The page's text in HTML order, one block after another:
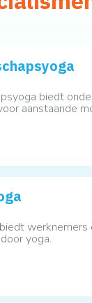
biedt
aanstaande
werknemers
yoga.